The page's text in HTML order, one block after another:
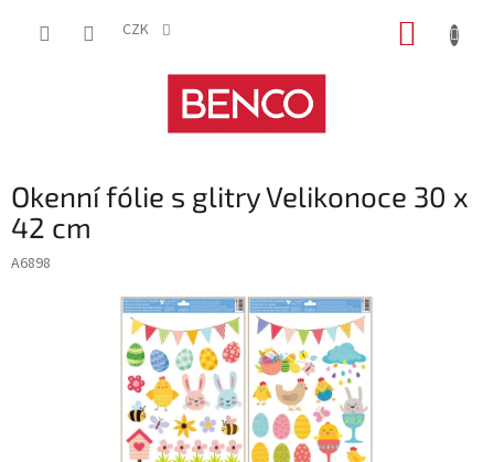
CZK
Okenní fólie s glitry Velikonoce 30 x
42 cm
A6898